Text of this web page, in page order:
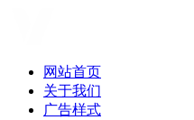
网站首页
关于我们
广告样式